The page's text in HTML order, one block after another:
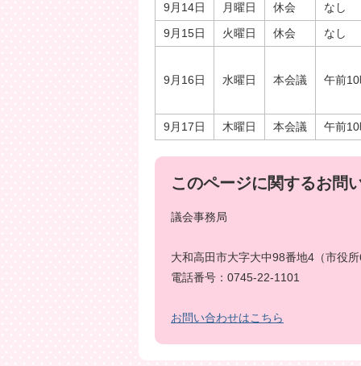
9月14日
月曜日 休会
なし
9月15日
火曜日 休会 なし
9月16日 水曜日 本会議 午前
9月17日 木曜日 本会議 午前
このページに関するお問
議会事務局
大和高田市大字大中98番地4（市役
電話番号：0745-22-1101
お問い合わせはこちら